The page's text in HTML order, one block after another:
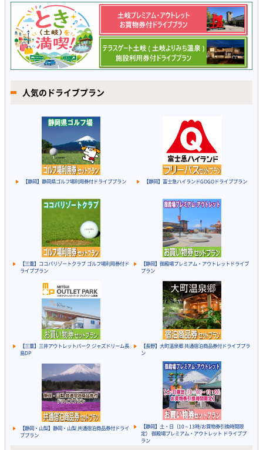
人気のドライブプラン
【静岡】静岡県ゴルフ場利用券付ドライブプラン 【静岡】富士急ハイランドGOGOドライブプラン
【三重】ココパリゾートクラブ ゴルフ場利用券付ド
ライブプラン
【静岡】御殿場プレミアム・アウトレットドライブ
プラン
【三重】三井アウトレットパーク ジャズドリーム長
島DP
【長野】大町温泉郷 共通宿泊商品券付ドライブプラ
ン
【静岡・山梨】静岡・山梨 共通宿泊商品券付ドライ
ブプラン
【静岡】土・日（10～13時/お買物券引換時間限
定） 御殿場プレミアム・アウトレット ドライブプ
ラン